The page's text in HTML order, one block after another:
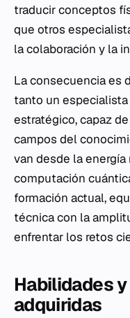
traducir conceptos
que otros
la colaboración y la
La consecuencia es
tanto un
estratégico, capaz
campos del
van desde la
computación
formación actual,
técnica con la
enfrentar los retos
Habilidades
adquiridas